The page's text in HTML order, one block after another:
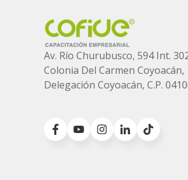
Av. Río Churubusco, 594 Int.
Colonia Del Carmen Coyoacán,
Delegación Coyoacán, C.P.